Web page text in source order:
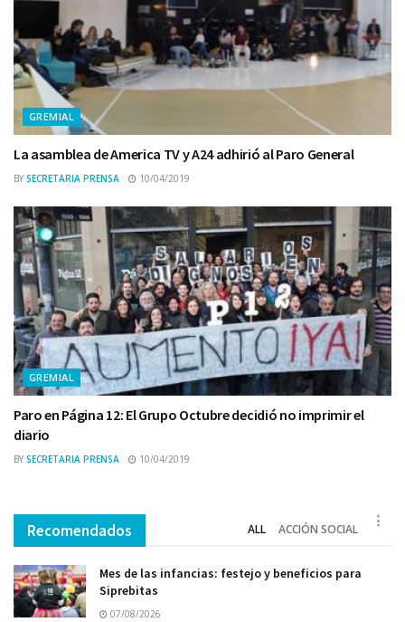
GREMIAL
La asamblea de America TV y A24 adhirió al Paro General
BY SECRETARIA PRENSA 10/04/2019
GREMIAL
Paro en Página 12: El Grupo Octubre decidió no imprimir el
diario
BY SECRETARIA PRENSA 10/04/2019
Recomendados ALL ACCIÓN SOCIAL
Mes de las infancias: festejo y beneficios para
Siprebitas
07/08/2026